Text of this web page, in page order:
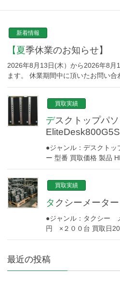
新着情報
【夏季休業のお知らせ】
2026年8月13日(木）から2026年8月
ます。 休業期間中に頂いたお問い
買取実績
デスクトップパソコン買取
●ジャンル：デスクト
ー 型番 買取価格 製品
買取実績
タクシーメータ
●ジャンル：タクシー
円 ×２００台 買取日
最近の投稿